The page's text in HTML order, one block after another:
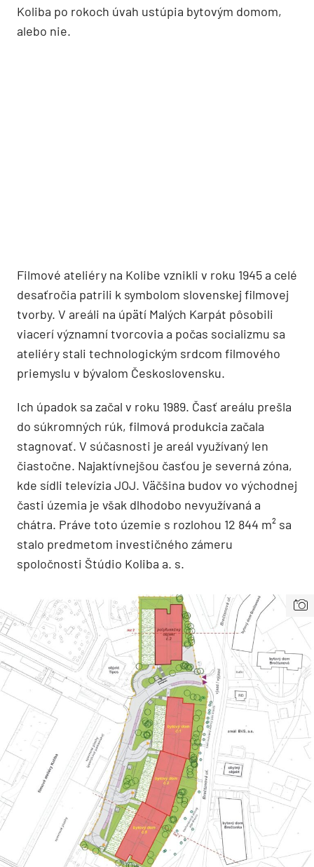
Koliba po rokoch úvah ustúpia bytovým domom,
alebo nie.
Filmové ateliéry na Kolibe vznikli v roku 1945 a celé
desaťročia patrili k symbolom slovenskej filmovej
tvorby. V areáli na úpätí Malých Karpát pôsobili
viacerí významní tvorcovia a počas socializmu sa
ateliéry stali technologickým srdcom filmového
priemyslu v bývalom Československu.
Ich úpadok sa začal v roku 1989. Časť areálu prešla
do súkromných rúk, filmová produkcia začala
stagnovať. V súčasnosti je areál využívaný len
čiastočne. Najaktívnejšou časťou je severná zóna,
kde sídli televízia JOJ. Väčšina budov vo východnej
časti územia je však dlhodobo nevyužívaná a
chátra. Práve toto územie s rozlohou 12 844 m² sa
stalo predmetom investičného zámeru
spoločnosti Štúdio Koliba a. s.